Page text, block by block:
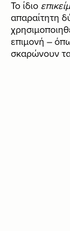
Το ίδιο
απαραίτητη
επιμονή –
σκαρώνουν